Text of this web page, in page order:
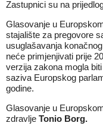
Zastupnici su na
Glasovanje u
stajalište za pregovore
usuglašavanja
neće primjenjivati prije
verzija zakona mogla
saziva Europskog
godine.
Glasovanje u
zdravlje Tonio Borg.